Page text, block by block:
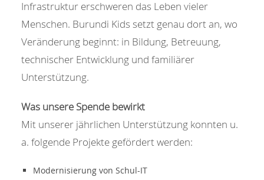
Infrastruktur erschweren das Leben vieler
Menschen. Burundi Kids setzt genau dort an, wo
Veränderung beginnt: in Bildung, Betreuung,
technischer Entwicklung und familiärer
Unterstützung.
Was unsere Spende bewirkt
Mit unserer jährlichen Unterstützung konnten u.
a. folgende Projekte gefördert werden:
Modernisierung von Schul-IT